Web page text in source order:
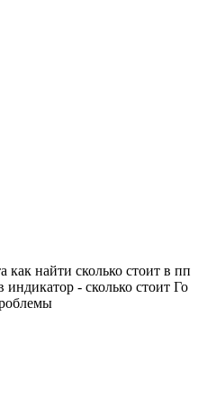
как найти сколько стоит в пп
- сколько стоит Го